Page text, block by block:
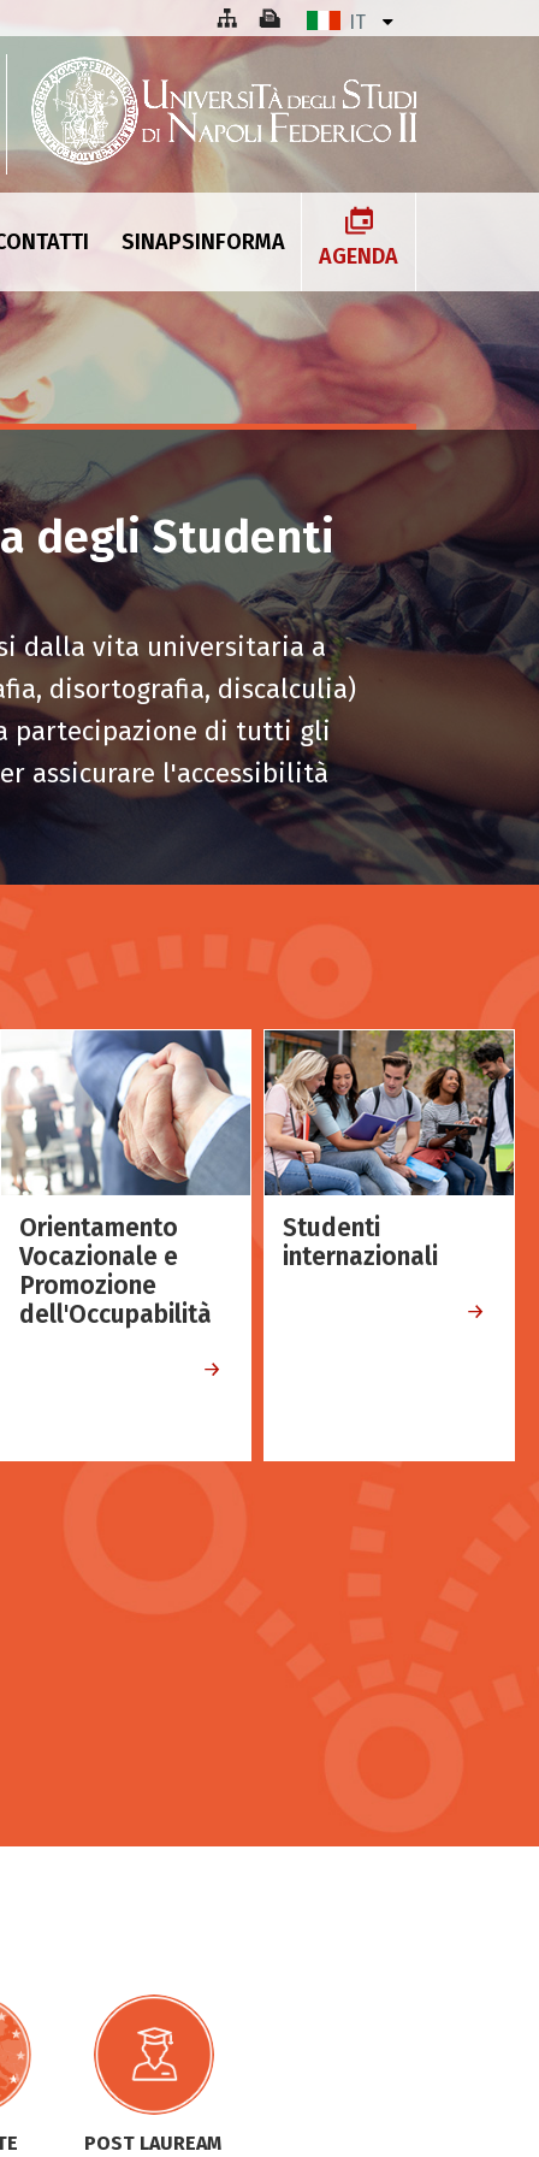
IT
SINAPSINFORMA
AGENDA
degli Studenti
dalla vita universitaria a
disortografia, discalculia)
partecipazione di tutti gli
assicurare l'accessibilità
Orientamento
Vocazionale e
Promozione
dell'Occupabilità
Studenti
internazionali
POST LAUREAM